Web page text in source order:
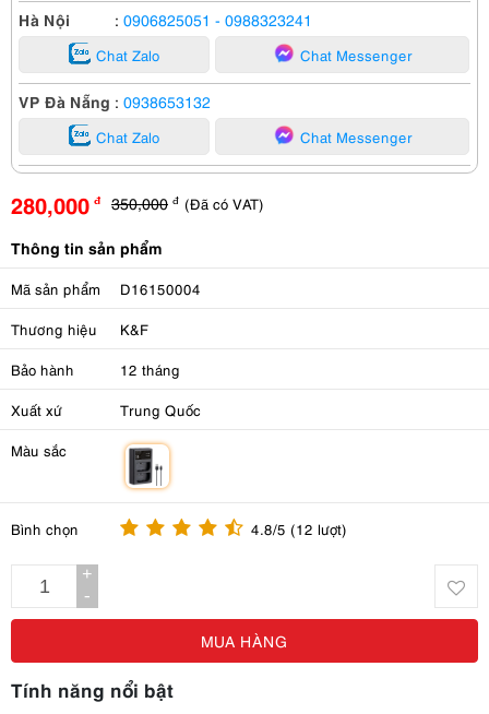
Hà Nội : 0906825051 - 0988323241
Chat Zalo Chat Messenger
VP Đà Nẵng : 0938653132
Chat Zalo Chat Messenger
280,000 đ 350,000 đ (Đã có VAT)
Thông tin sản phẩm
Mã sản phẩm D16150004
Thương hiệu K&F
Bảo hành 12 tháng
Xuất xứ Trung Quốc
Màu sắc
Bình chọn 4.8/5 (12 lượt)
+
-
MUA HÀNG
Tính năng nổi bật